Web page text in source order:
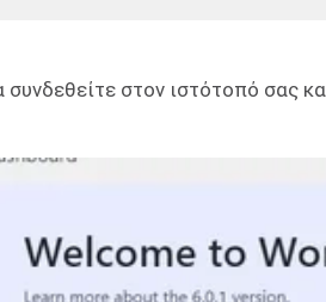
συνδεθείτε στον ιστότοπό σας